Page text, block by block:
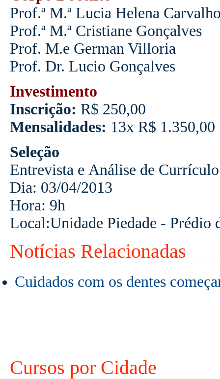
Prof.ª M.ª Lucia Helena
Prof.ª M.ª Cristiane Gonçalves
Prof. M.e German Villoria
Prof. Dr. Lucio Gonçalves
Investimento
Inscrição: R$ 250,00
Mensalidades: 13x R$ 1.350,00
Seleção
Entrevista e Análise de Currículo
Dia: 03/04/2013
Hora: 9h
Local:Unidade Piedade - Prédio
Notícias Relacionadas
Cuidados com os dentes
Cursos por Cidade